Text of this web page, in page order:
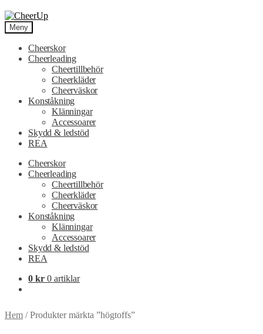
Hoppa
till
navigering
Hoppa
till
innehåll
Meny
Cheerskor
Cheerleading
Cheertillbehör
Cheerkläder
Cheerväskor
Konståkning
Klänningar
Accessoarer
Skydd & ledstöd
REA
Cheerskor
Cheerleading
Cheertillbehör
Cheerkläder
Cheerväskor
Konståkning
Klänningar
Accessoarer
Skydd & ledstöd
REA
0 kr 0 artiklar
Hem /Produkter märkta ”högtoffs”